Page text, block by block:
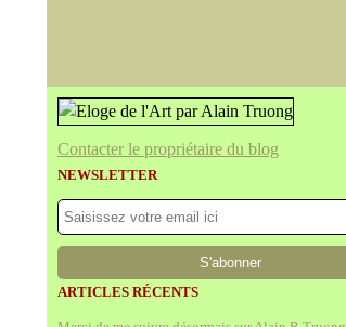
Contacter le propriétaire du blog
NEWSLETTER
ARTICLES RÉCENTS